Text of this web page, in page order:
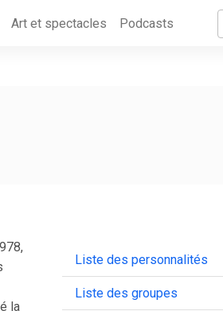
Art et spectacles Podcasts
la
Liste des personnalités
Liste des groupes